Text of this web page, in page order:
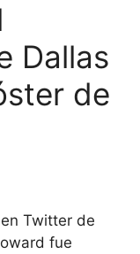
Dallas
de
Twitter de
fue